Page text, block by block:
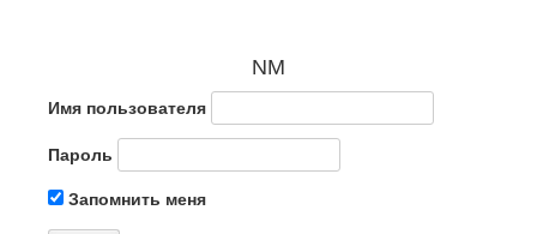
NM
Имя пользователя
Пароль
Запомнить меня